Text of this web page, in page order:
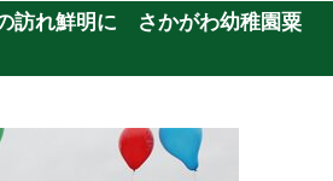
訪れ鮮明に さかがわ幼稚園粟